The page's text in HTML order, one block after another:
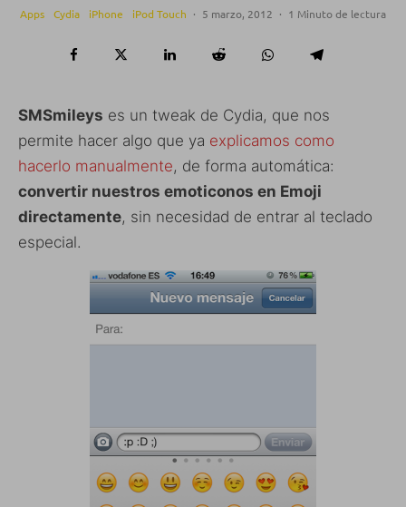
Apps
Cydia iPhone iPod Touch · 5 marzo, 2012 · 1 Minuto de lectura
SMSmileys es un tweak de Cydia, que nos
permite hacer algo que ya explicamos como
hacerlo manualmente, de forma automática:
convertir nuestros emoticonos en Emoji
directamente, sin necesidad de entrar al teclado
especial.